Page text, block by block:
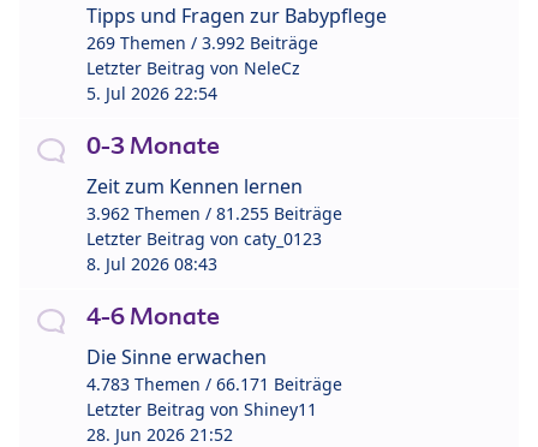
Tipps und Fragen zur Babypflege
269 Themen / 3.992 Beiträge
Letzter Beitrag von NeleCz
5. Jul 2026 22:54
0-3 Monate
Zeit zum Kennen lernen
3.962 Themen / 81.255 Beiträge
Letzter Beitrag von caty_0123
8. Jul 2026 08:43
4-6 Monate
Die Sinne erwachen
4.783 Themen / 66.171 Beiträge
Letzter Beitrag von Shiney11
28. Jun 2026 21:52